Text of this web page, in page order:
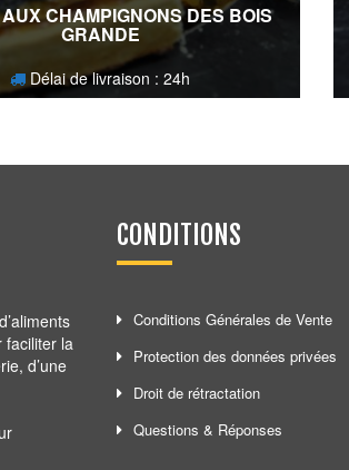
CHAMPIGNONS DES BOIS
GRANDE
Délai de livraison : 24h
faciliter la
d’une
CONDITIONS
Conditions Générales de Vente
Protection des données privées
Droit de rétractation
Questions & Réponses